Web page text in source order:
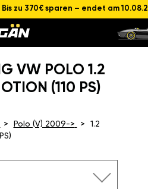
Bis zu 370€ sparen – endet am
VW POLO 1.2
(110 PS)
Polo (V) 2009->
1.2